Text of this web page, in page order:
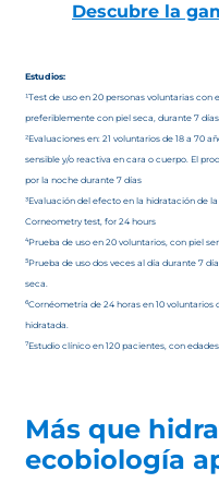
Descubre la
Estudios:
¹Test de uso en 20 personas voluntarias
preferiblemente con piel seca, durante 7
²Evaluaciones en: 21 voluntarios de 18 a 70
sensible y/o reactiva en cara o cuerpo. El
por la noche durante 7 días
³Evaluación del efecto en la hidratación de
Corneometry test, for 24 hours
⁴Prueba de uso en 20 voluntarios, con piel
⁵Prueba de uso dos veces al día durante 7
seca.
⁶Cornéometría de 24 horas en 10
hidratada.
⁷Estudio clínico en 120 pacientes, con
Más que
ecobiología